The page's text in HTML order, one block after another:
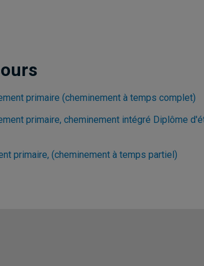
primaire (cheminement à temps complet)
primaire, cheminement intégré Diplôme
primaire, (cheminement à temps partiel)